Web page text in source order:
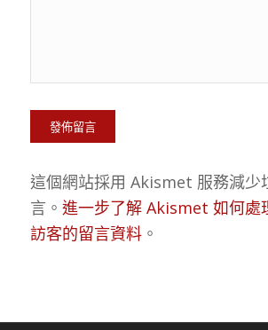
這個網站採用 Akismet 服務減少
言。 進一步了解 Akismet 如何處
訪客的留言資料。